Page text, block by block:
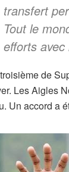
transfert
Tout le
efforts
troisième de
Les Aigles
Un accord a